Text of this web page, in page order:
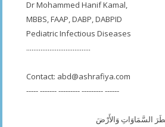
Dr Mohammed Hanif Kamal,
MBBS, FAAP, DABP, DABPID
Pediatric Infectious Diseases
....................................
Contact: abd@ashrafiya.com
----- ------- --------- --------- ------
السَّمَاوَاتِ وَالأَرْضَ